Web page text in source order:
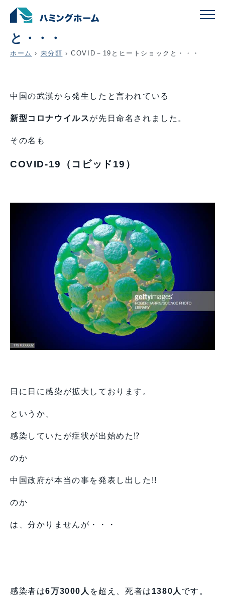
COVID－19とヒートショック
と・・・
ホーム › 未分類 › COVID－19とヒートショックと・・・
中国の武漢から発生したと言われている
新型コロナウイルスが先日命名されました。
その名も
COVID-19（コビッド19）
日に日に感染が拡大しております。
というか、
感染していたが症状が出始めた⁉
のか
中国政府が本当の事を発表し出した!!
のか
は、分かりませんが・・・
感染者は6万3000人 を超え、死者は 1380人 です。